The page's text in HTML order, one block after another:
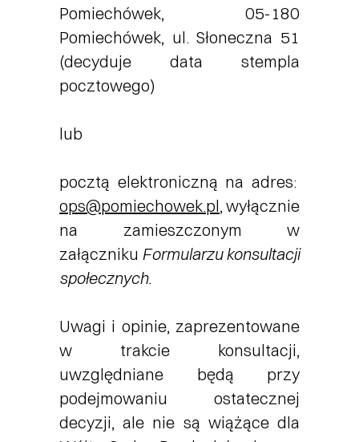
Pomiechówek, 05-180
Pomiechówek, ul. Słoneczna 51
(decyduje data stempla
pocztowego)
lub
pocztą elektroniczną na adres:
ops@pomiechowek.pl, wyłącznie
na zamieszczonym w
załączniku Formularzu konsultacji
społecznych.
Uwagi i opinie, zaprezentowane
w trakcie konsultacji,
uwzględniane będą przy
podejmowaniu ostatecznej
decyzji, ale nie są wiążące dla